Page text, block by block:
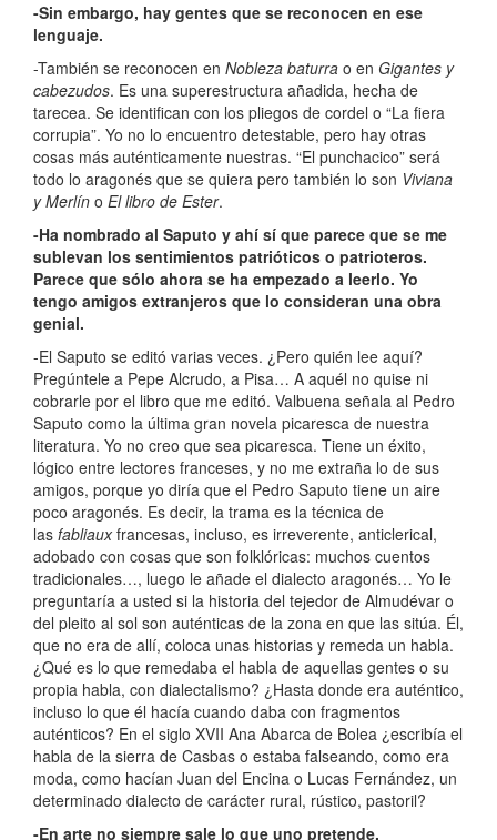
-Sin embargo, hay gentes que se reconocen en ese
lenguaje.
-También se reconocen en Nobleza baturra o en Gigantes y
cabezudos. Es una superestructura añadida, hecha de
tarecea. Se identifican con los pliegos de cordel o “La fiera
corrupia”. Yo no lo encuentro detestable, pero hay otras
cosas más auténticamente nuestras. “El punchacico” será
todo lo aragonés que se quiera pero también lo son Viviana
y Merlín o El libro de Ester.
-Ha nombrado al Saputo y ahí sí que parece que se me
sublevan los sentimientos patrióticos o patrioteros.
Parece que sólo ahora se ha empezado a leerlo. Yo
tengo amigos extranjeros que lo consideran una obra
genial.
-El Saputo se editó varias veces. ¿Pero quién lee aquí?
Pregúntele a Pepe Alcrudo, a Pisa… A aquél no quise ni
cobrarle por el libro que me editó. Valbuena señala al Pedro
Saputo como la última gran novela picaresca de nuestra
literatura. Yo no creo que sea picaresca. Tiene un éxito,
lógico entre lectores franceses, y no me extraña lo de sus
amigos, porque yo diría que el Pedro Saputo tiene un aire
poco aragonés. Es decir, la trama es la técnica de
las fabliauxfrancesas, incluso, es irreverente, anticlerical,
adobado con cosas que son folklóricas: muchos cuentos
tradicionales…, luego le añade el dialecto aragonés… Yo le
preguntaría a usted si la historia del tejedor de Almudévar o
del pleito al sol son auténticas de la zona en que las sitúa. Él,
que no era de allí, coloca unas historias y remeda un habla.
¿Qué es lo que remedaba el habla de aquellas gentes o su
propia habla, con dialectalismo? ¿Hasta donde era auténtico,
incluso lo que él hacía cuando daba con fragmentos
auténticos? En el siglo XVII Ana Abarca de Bolea ¿escribía el
habla de la sierra de Casbas o estaba falseando, como era
moda, como hacían Juan del Encina o Lucas Fernández, un
determinado dialecto de carácter rural, rústico, pastoril?
-En arte no siempre sale lo que uno pretende.